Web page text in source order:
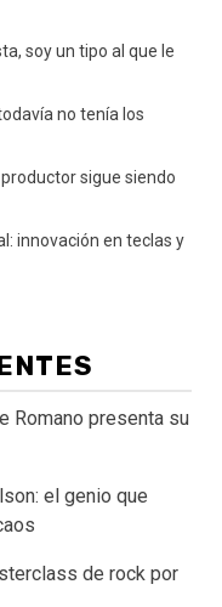
soy un tipo al que le
no tenía los
sigue siendo
innovación en teclas y
Romano presenta su
el genio que
de rock por